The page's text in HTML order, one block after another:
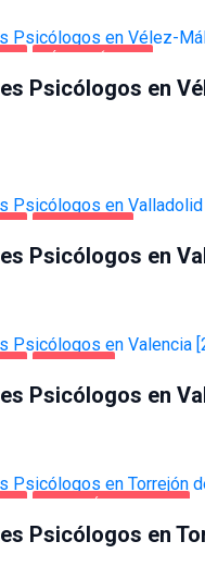
VÉLEZ-MÁLAGA
Psicólogos en
VALLADOLID
Psicólogos en
VALENCIA
Psicólogos en
TORREJÓN DE ARDOZ
Psicólogos en